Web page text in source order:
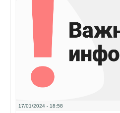
17/01/2024 - 18:58